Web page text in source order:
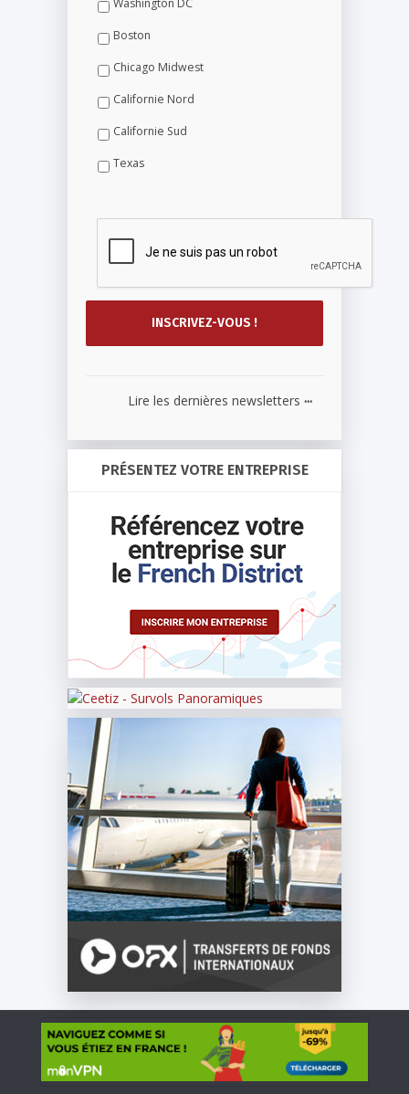
Washington DC
Boston
Chicago Midwest
Californie Nord
Californie Sud
Texas
Lire les dernières newsletters ...
PRÉSENTEZ VOTRE ENTREPRISE